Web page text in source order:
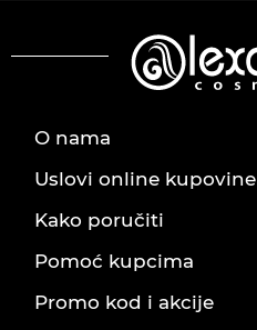
O nama
Uslovi online kupovine
Kako poručiti
Pomoć kupcima
Promo kod i akcije